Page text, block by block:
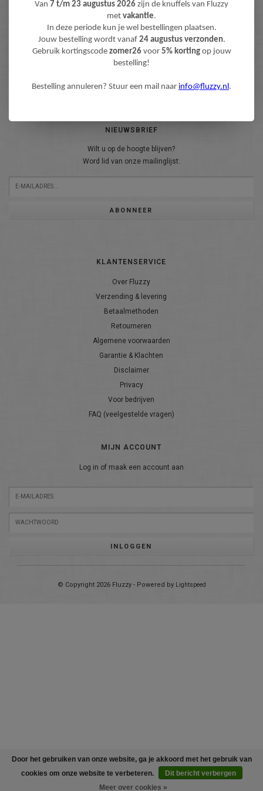
NIEUWSBRIEF
Wilt u op de hoogte blijven?
Word lid van onze mailinglijst:
ABONNEER
KLANTENSERVICE
Over Fluzzy
Verzending & levering
Betaalmethoden
Retourneren
Algemene voorwaarden
Garantie & Klachten
Disclaimer
Privacy
Voor bedrijven
FAQ (veelgestelde vragen)
MIJN ACCOUNT
Log in of maak een account aan
INLOGGEN
© Copyright 2026 Fluzzy - Powered by Lightspeed
Door het gebruiken van onze website, ga je akkoord met het gebruik van
cookies om onze website te verbeteren.
Dit bericht verbergen
Meer over cookies »
Van 7 t/m 23 augustus 2026 zijn de knuffels van Fluzzy
met vakantie.
In deze periode kun je wel bestellingen plaatsen.
Jouw bestelling wordt vanaf 24 augustus verzonden.
Gebruik kortingscode zomer26 voor 5% kortingop jouw
bestelling!
Bestelling annuleren? Stuur een mail naar info@fluzzy.nl .